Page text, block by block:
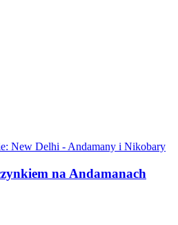
New Delhi - Andamany i Nikobary
na Andamanach